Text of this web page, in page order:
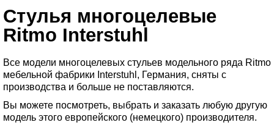
Стулья многоцелевые
Ritmo Interstuhl
Все модели многоцелевых стульев модельного ряда Ritmo
мебельной фабрики Interstuhl, Германия, сняты с
производства и больше не поставляются.
Вы можете посмотреть, выбрать и заказать любую другую
модель этого европейского (немецкого) производителя.